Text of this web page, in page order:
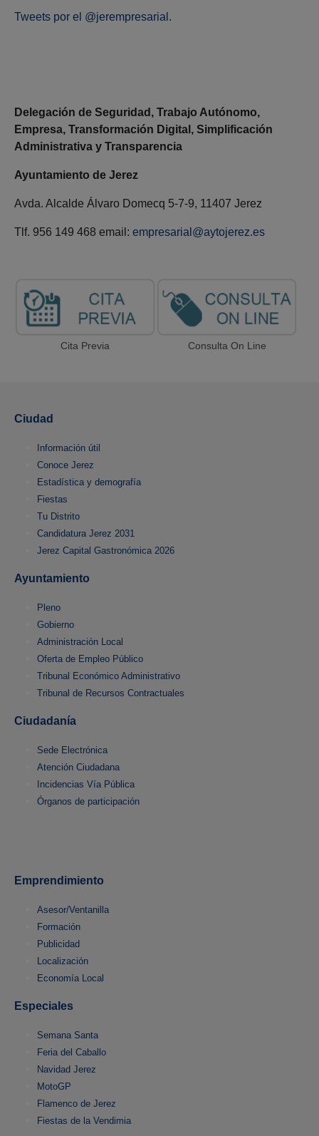
Delegación de Seguridad, Trabajo Autónomo,
Empresa, Transformación Digital, Simplificación
Administrativa y Transparencia
Ayuntamiento de Jerez
Avda. Alcalde Álvaro Domecq 5-7-9, 11407 Jerez
Tlf. 956 149 468 email: empresarial@aytojerez.es
Cita Previa Consulta On Line
Tweets por el @jerempresarial.
Ciudad
Información útil
Conoce Jerez
Estadística y demografía
Fiestas
Tu Distrito
Candidatura Jerez 2031
Jerez Capital Gastronómica 2026
Ayuntamiento
Pleno
Gobierno
Administración Local
Oferta de Empleo Público
Tribunal Económico Administrativo
Tribunal de Recursos Contractuales
Ciudadanía
Sede Electrónica
Atención Ciudadana
Incidencias Vía Pública
Órganos de participación
Emprendimiento
Asesor/Ventanilla
Formación
Publicidad
Localización
Economía Local
Especiales
Semana Santa
Feria del Caballo
Navidad Jerez
MotoGP
Flamenco de Jerez
Fiestas de la Vendimia